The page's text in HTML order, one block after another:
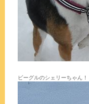
ビーグルのシェリーちゃん